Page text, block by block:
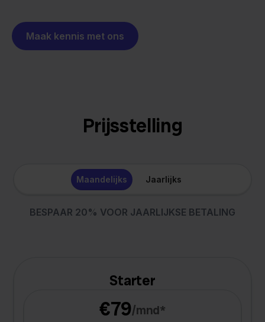
Maak kennis met ons
Prijsstelling
Maandelijks Jaarlijks
BESPAAR 20% VOOR JAARLIJKSE BETALING
Starter
€79/mnd*